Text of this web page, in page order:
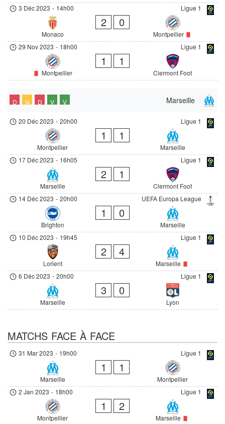
Ligue 1
3 Déc 2023 - 14h00
Monaco
2 0
Montpellier
Ligue 1
29 Nov 2023 - 18h00
Montpellier
1 1
Clermont Foot
Marseille
D N D V V
Ligue 1
20 Déc 2023 - 20h00
Montpellier
1 1
Marseille
Ligue 1
17 Déc 2023 - 16h05
Marseille
2 1
Clermont Foot
UEFA Europa League
14 Déc 2023 - 20h00
Brighton
1 0
Marseille
Ligue 1
10 Déc 2023 - 19h45
Lorient
2 4
Marseille
Ligue 1
6 Déc 2023 - 20h00
Marseille
3 0
Lyon
MATCHS FACE À FACE
Ligue 1
31 Mar 2023 - 19h00
Marseille
1 1
Montpellier
Ligue 1
2 Jan 2023 - 18h00
Montpellier
1 2
Marseille